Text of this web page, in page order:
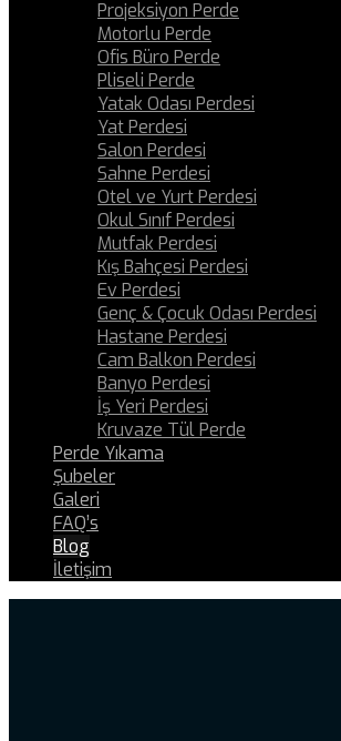
Projeksiyon Perde
Motorlu Perde
Ofis Büro Perde
Pliseli Perde
Yatak Odası Perdesi
Yat Perdesi
Salon Perdesi
Sahne Perdesi
Otel ve Yurt Perdesi
Okul Sınıf Perdesi
Mutfak Perdesi
Kış Bahçesi Perdesi
Ev Perdesi
Genç & Çocuk Odası Perdesi
Hastane Perdesi
Cam Balkon Perdesi
Banyo Perdesi
İş Yeri Perdesi
Kruvaze Tül Perde
Perde Yıkama
Şubeler
Galeri
FAQ’s
Blog
İletişim